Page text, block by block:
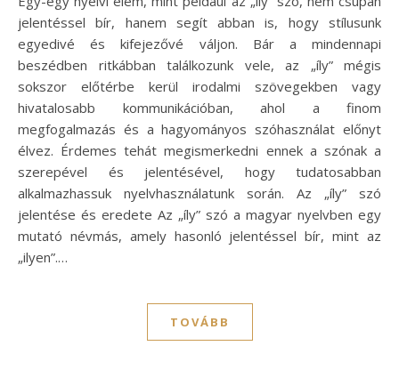
jelentéssel bír, hanem segít abban is, hogy stílusunk
egyedivé és kifejezővé váljon. Bár a mindennapi
beszédben ritkábban találkozunk vele, az „íly” mégis
sokszor előtérbe kerül irodalmi szövegekben vagy
hivatalosabb kommunikációban, ahol a finom
megfogalmazás és a hagyományos szóhasználat előnyt
élvez. Érdemes tehát megismerkedni ennek a szónak a
szerepével és jelentésével, hogy tudatosabban
alkalmazhassuk nyelvhasználatunk során. Az „íly” szó
jelentése és eredete Az „íly” szó a magyar nyelvben egy
mutató névmás, amely hasonló jelentéssel bír, mint az
„ilyen”.…
TOVÁBB